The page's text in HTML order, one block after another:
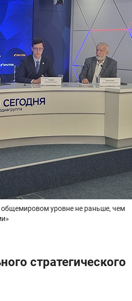
общемировом уровне не раньше, чем
стратегического